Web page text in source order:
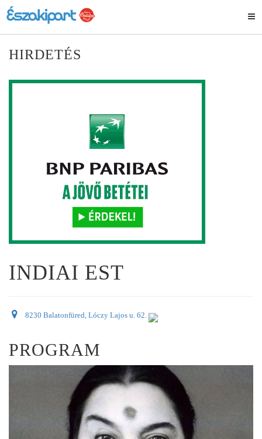
HIRDETÉS
INDIAI EST
8230 Balatonfüred, Lóczy Lajos u. 62.
PROGRAM